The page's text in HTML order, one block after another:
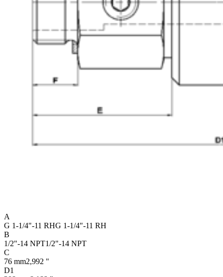
A
G 1-1/4"-11 RHG 1-1/4"-11 RH
B
1/2"-14 NPT1/2"-14 NPT
C
76 mm2,992 "
D1